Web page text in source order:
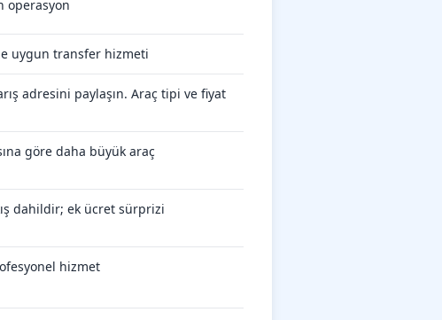
operasyon
uygun transfer hizmeti
adresini paylaşın. Araç tipi ve fiyat
göre daha büyük araç
dahildir; ek ücret sürprizi
hizmet